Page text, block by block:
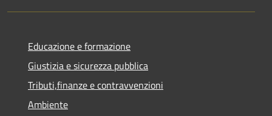
Educazione e formazione
Giustizia e sicurezza pubblica
Tributi,finanze e contravvenzioni
Ambiente